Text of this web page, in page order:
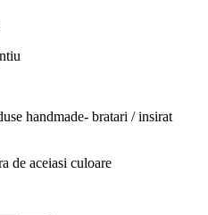
handmade- bratari / insirat
de aceiasi culoare